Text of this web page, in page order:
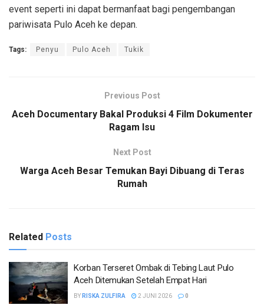
event seperti ini dapat bermanfaat bagi pengembangan
pariwisata Pulo Aceh ke depan.
Tags: Penyu Pulo Aceh Tukik
Previous Post
Aceh Documentary Bakal Produksi 4 Film Dokumenter
Ragam Isu
Next Post
Warga Aceh Besar Temukan Bayi Dibuang di Teras
Rumah
Related Posts
Korban Terseret Ombak di Tebing Laut Pulo
Aceh Ditemukan Setelah Empat Hari
BY RISKA ZULFIRA 2 JUNI 2026 0